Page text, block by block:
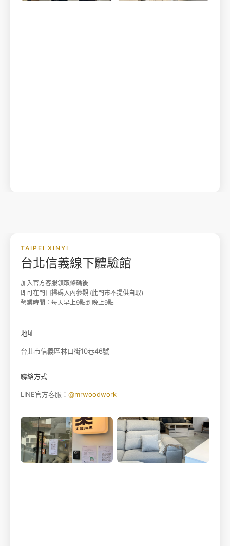
TAIPEI XINYI
台北信義線下體驗館
加入官方客服領取條碼後
即可在門口掃碼入內參觀 (此門市不提供自取)
營業時間：每天早上9點到晚上9點
地址
台北市信義區林口街10巷46號
聯絡方式
LINE官方客服： @mrwoodwork